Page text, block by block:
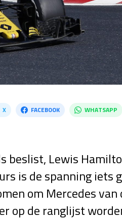
X FACEBOOK WHATSAPP
beslist, Lewis
is de spanning iets
om Mercedes
op de ranglijst